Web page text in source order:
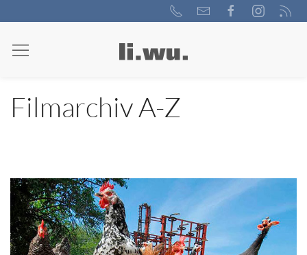
Filmarchiv A-Z